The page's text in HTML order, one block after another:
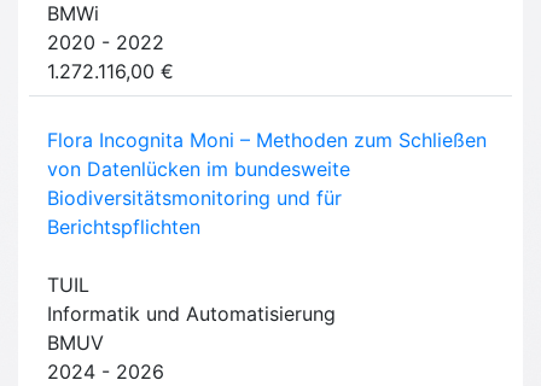
BMWi
2020 - 2022
1.272.116,00 €
Flora Incognita Moni – Methoden zum Schließen
von Datenlücken im bundesweite
Biodiversitätsmonitoring und für
Berichtspflichten
TUIL
Informatik und Automatisierung
BMUV
2024 - 2026